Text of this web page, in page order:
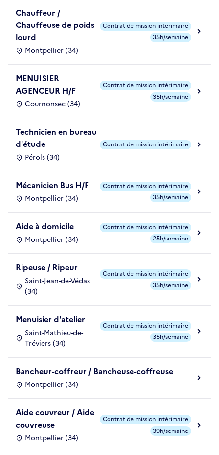
Chauffeur /
Chauffeuse de poids
lourd
Montpellier (34)
Contrat de mission intérimaire
35h/semaine
MENUISIER
AGENCEUR H/F
Cournonsec (34)
Contrat de mission intérimaire
35h/semaine
Technicien en bureau
d'étude
Pérols (34)
Contrat de mission intérimaire
Mécanicien Bus H/F
Montpellier (34)
Contrat de mission intérimaire
35h/semaine
Aide à domicile
Montpellier (34)
Contrat de mission intérimaire
25h/semaine
Ripeuse / Ripeur
Saint-Jean-de-Védas
(34)
Contrat de mission intérimaire
35h/semaine
Menuisier d'atelier
Saint-Mathieu-de-
Tréviers (34)
Contrat de mission intérimaire
35h/semaine
Bancheur-coffreur / Bancheuse-coffreuse
Montpellier (34)
Aide couvreur / Aide
couvreuse
Montpellier (34)
Contrat de mission intérimaire
39h/semaine